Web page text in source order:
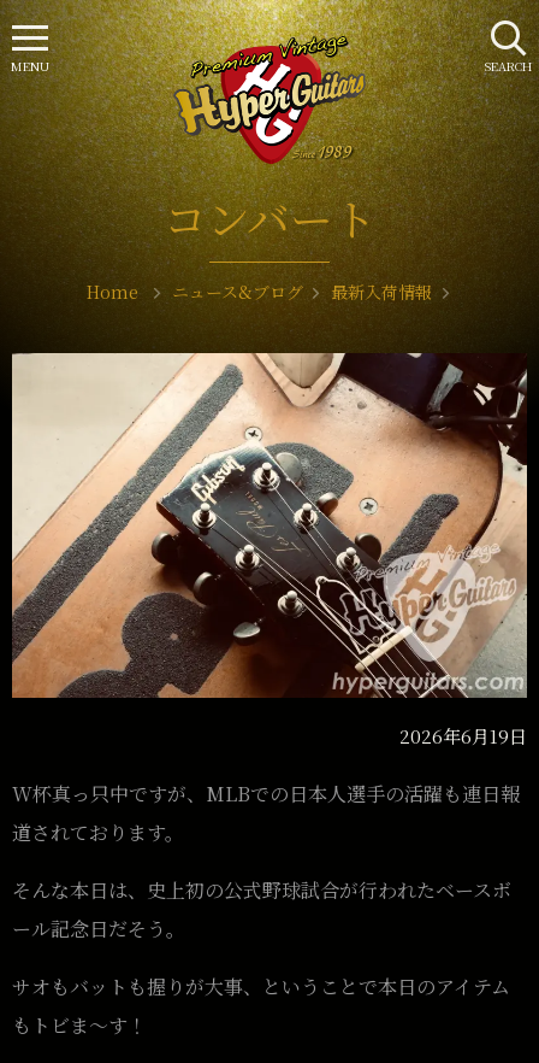
コンバート
Home ニュース&ブログ 最新入荷情報
2026年6月19日
W杯真っ只中ですが、MLBでの日本人選手の活躍も連日報
道されております。
そんな本日は、史上初の公式野球試合が行われたベースボ
ール記念日だそう。
サオもバットも握りが大事、ということで本日のアイテム
もトビま〜す！
SEARCH
MENU